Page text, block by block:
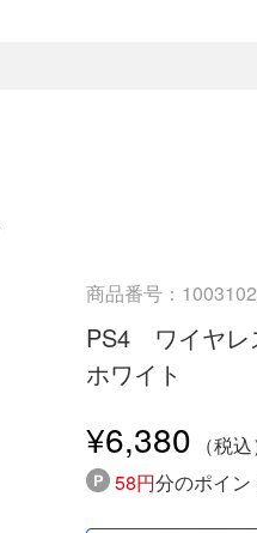
商品番号：
PS4 ワイヤレ
ホワイト
¥6,380
58円分のポイ